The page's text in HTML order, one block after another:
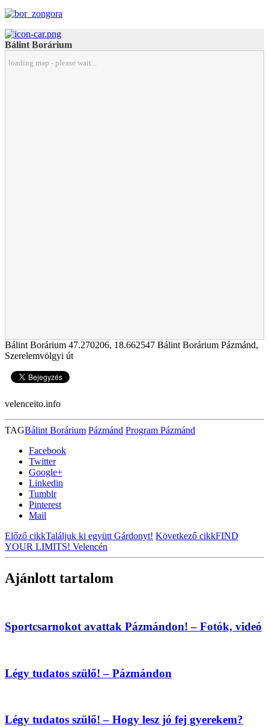
Bálint Borárium
loading map - please wait...
Bálint Borárium 47.270206, 18.662547 Bálint Borárium Pázmánd,
Szerelemvölgyi út
velenceito.info
TAGBálint Borárium Pázmánd Program Pázmánd
Facebook
Twitter
Google+
Linkedin
Tumblr
Pinterest
Mail
Előző cikkTaláljuk ki együtt Gárdonyt! Következő cikkFIND
YOUR LIMITS! Velencén
Ajánlott tartalom
Sportcsarnokot avattak Pázmándon! – Fotók, videó
Légy tudatos szülő! – Pázmándon
Légy tudatos szülő! – Hogy lesz jó fej gyerekem?